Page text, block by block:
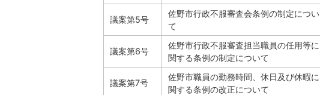
議案第5号
佐野市行政不服審査会条例の制定につい
て
議案第6号
佐野市行政不服審査担当職員の任用等に
関する条例の制定について
議案第7号
佐野市職員の勤務時間、休日及び休暇に
関する条例の改正について